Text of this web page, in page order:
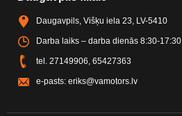
Daugavpils, Višķu iela 23, LV-5410
Darba laiks – darba dienās 8:30-17:30
tel. 27149906, 65427363
e-pasts: eriks@vamotors.lv